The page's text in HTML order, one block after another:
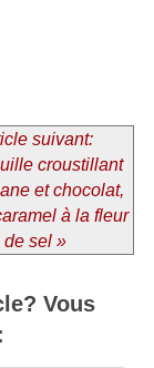
suivant:
croustillant
et chocolat,
à la fleur
de sel »
Vous